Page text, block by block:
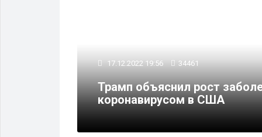
17.12.2022 19:56 34461
Трамп объяснил рост
коронавирусом в США